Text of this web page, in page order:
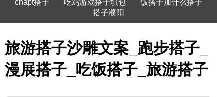
chapt搭子
吃鸡游戏搭子填包
饭搭子加什么搭子
搭子濮阳
旅游搭子沙雕文案_跑步搭子_
漫展搭子_吃饭搭子_旅游搭子